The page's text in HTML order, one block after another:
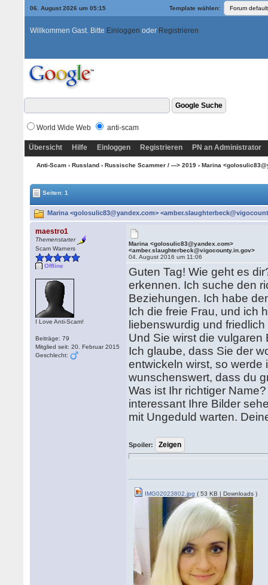
06. August 2026 um 05:15 Template wählen:
Willkommen Gast. Bitte Einloggen oder Registrieren
World Wide Web anti-scam
Übersicht Hilfe Einloggen Registrieren PN an Administrator
Anti-Scam› Russland› Russische Scammer / ---> 2019› Marina
Seiten: 1
Marina <golosulic83@yandex.com>
maestro1
Themenstarter
Scam Warners
Offline
I Love Anti-Scam!
Beiträge: 79
Mitglied seit: 20. Februar 2015
Geschlecht:
Marina <golosulic83@yandex.com>
<amber.slaughterbeck@vigocounty.in.gov>
04. August 2016 um 11:06
Guten Tag! Wie geht es
erkennen. Ich suche den
Beziehungen. Ich habe
Ich die freie Frau, und ich
liebenswurdig und
Und Sie wirst die vulgaren
Ich glaube, dass Sie der
entwickeln wirst, so
wunschenswert, dass du
Was ist Ihr richtiger
interessant Ihre Bilder
mit Ungeduld warten.
Spoiler:
IMG02023802.jpg ( 53 KB | Downloads )